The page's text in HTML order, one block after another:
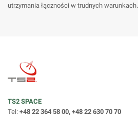
utrzymania łączności w trudnych warunkach.
TS2 SPACE
Tel: +48 22 364 58 00, +48 22 630 70 70